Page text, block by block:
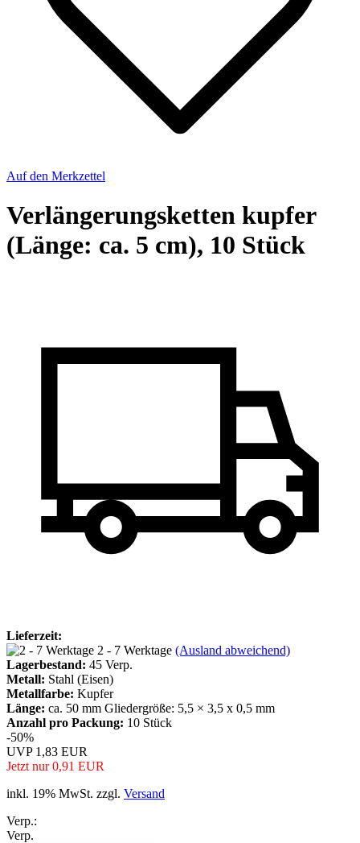
Auf den Merkzettel
Verlängerungsketten kupfer
(Länge: ca. 5 cm), 10 Stück
Lieferzeit:
2 - 7 Werktage (Ausland abweichend)
Lagerbestand: 45 Verp.
Metall: Stahl (Eisen)
Metallfarbe: Kupfer
Länge: ca. 50 mm Gliedergröße: 5,5 × 3,5 x 0,5 mm
Anzahl pro Packung: 10 Stück
-50%
UVP 1,83 EUR
Jetzt nur 0,91 EUR
inkl. 19% MwSt. zzgl. Versand
Verp.:
Verp.